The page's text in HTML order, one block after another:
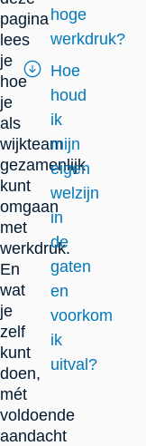
pagina
lees
je
hoe
je
als
wijkteam
gezamenlijk
kunt
omgaan
met
werkdruk.
En
wat
je
zelf
kunt
doen,
mét
voldoende
aandacht
hoge
werkdruk?
Hoe
houd
ik
mijn
eigen
welzijn
in
de
gaten
en
voorkom
ik
uitval?